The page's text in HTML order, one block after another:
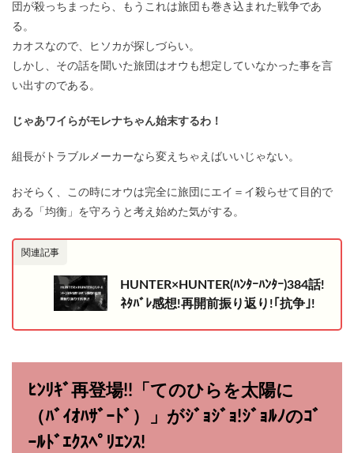
団が殺っちまったら、もうこれは旅団も巻き込まれた戦争であ
る。
カオスなので、ヒソカが探しづらい。
しかし、その話を聞いた旅団はオウも想定していなかった事を言
い出すのである。
じゃあワイらがモレナちゃん始末するわ！
組長がトラブルメーカーなら変えちゃえばいいじゃない。
おそらく、この時にオウは完全に旅団にエイ＝イ殺らせて目的で
ある「均衡」を守ろうと考え始めた気がする。
関連記事
HUNTER×HUNTER(ﾊﾝﾀｰﾊﾝﾀｰ)384話!
ﾈﾀﾊﾞﾚ感想!再開前振り返り!｢抗争｣!
ﾋﾝﾘｷﾞ再登場!!「てのひらを太陽に
（ﾊﾞｲｵﾊｻﾞｰﾄﾞ）」がｼﾞｮｼﾞｮ!ｼﾞｮﾙﾉのｺﾞ
ｰﾙﾄﾞｴｸｽﾍﾟﾘｴﾝｽ!